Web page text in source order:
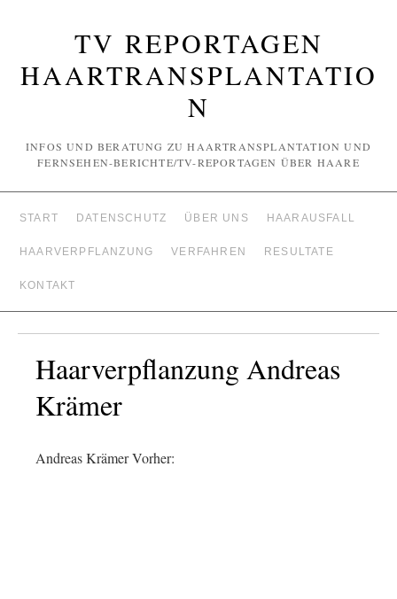
TV REPORTAGEN
HAARTRANSPLANTATIO
N
INFOS UND BERATUNG ZU HAARTRANSPLANTATION UND
FERNSEHEN-BERICHTE/TV-REPORTAGEN ÜBER HAARE
START DATENSCHUTZ ÜBER UNS HAARAUSFALL
HAARVERPFLANZUNG VERFAHREN RESULTATE
KONTAKT
Haarverpflanzung Andreas
Krämer
Andreas Krämer Vorher: